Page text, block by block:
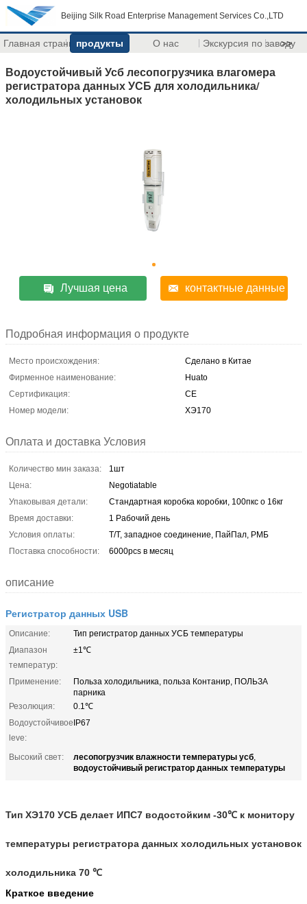
Beijing Silk Road Enterprise Management Services Co.,LTD
Главная страницапродукты О нас Экскурсия по заводу
>>
Водоустойчивый Усб лесопогрузчика влагомера
регистратора данных УСБ для холодильника/
холодильных установок
Лучшая цена контактные данные
Подробная информация о продукте
Место происхождения:
Сделано в Китае
Фирменное наименование:
Huato
Сертификация:
CE
Номер модели:
ХЭ170
Оплата и доставка Условия
Количество мин заказа:
1шт
Цена:
Negotiatable
Упаковывая детали:
Стандартная коробка коробки, 100пкс о 16кг
Время доставки:
1 Рабочий день
Условия оплаты:
Т/Т, западное соединение, ПайПал, РМБ
Поставка способности:
6000pcs в месяц
описание
Регистратор данных USB
Описание:
Тип регистратор данных УСБ температуры
Диапазон
температур:
±1℃
Применение:
Польза холодильника, польза Контанир, ПОЛЬЗА
парника
Резолюция:
0.1℃
Водоустойчивое
leve:
IP67
Высокий свет: лесопогрузчик влажности температуры усб,
водоустойчивый регистратор данных температуры
Тип ХЭ170 УСБ делает ИПС7 водостойким -30℃ к монитору
температуры регистратора данных холодильных установок
холодильника 70 ℃
Краткое введение